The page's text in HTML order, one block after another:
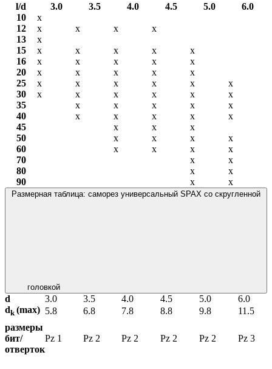
l/d 3.0 3.5 4.0 4.5 5.0
6.0
10
х
12
х х х
х
13
х
15
х х х х
х
16
х х х х
х
20
х х х х
х
25
х х х х х
х
30
х х х х х
х
35
х х х х
х
40
х х х х
х
45
х х
х
50
х х х
х
60
х х х
х
70
х
х
80
х
х
90
х х
Размерная таблица: саморез универсальный SPAX со скругленной
головкой
d 3.0 3.5 4.0 4.5 5.0
6.0
dk(max) 5.8 6.8 7.8 8.8 9.8
11.5
размеры
бит/
отверток
Pz 1 Pz 2 Pz 2 Pz 2 Pz 2 Pz 3